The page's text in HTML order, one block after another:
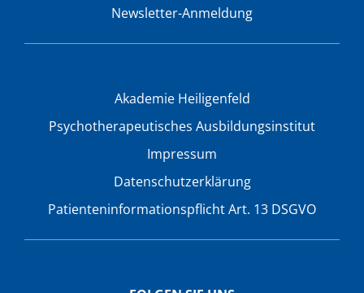
Newsletter-Anmeldung
Akademie Heiligenfeld
Psychotherapeutisches Ausbildungsinstitut
Impressum
Datenschutzerklärung
Patienteninformationspflicht Art. 13 DSGVO